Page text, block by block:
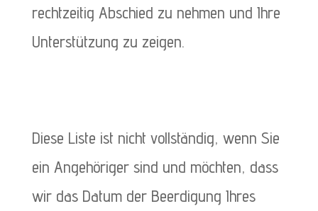
rechtzeitig Abschied zu nehmen und Ihre
Unterstützung zu zeigen.
Diese Liste ist nicht vollständig, wenn Sie
ein Angehöriger sind und möchten, dass
wir das Datum der Beerdigung Ihres